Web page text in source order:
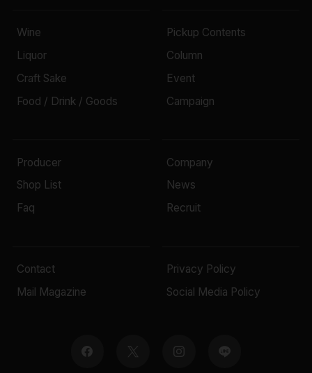
Wine
Liquor
Craft Sake
Food / Drink / Goods
Pickup Contents
Column
Event
Campaign
Producer
Shop List
Faq
Company
News
Recruit
Contact
Mail Magazine
Privacy Policy
Social Media Policy